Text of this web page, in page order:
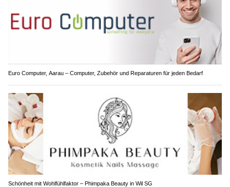
Euro Computer, Aarau – Computer, Zubehör und Reparaturen für jeden Bedarf
Schönheit mit Wohlfühlfaktor – Phimpaka Beauty in Wil SG